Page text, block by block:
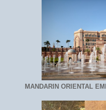
MANDARIN ORIENTAL